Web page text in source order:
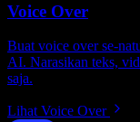
Voice Over
Buat voice over se-
AI. Narasikan teks,
saja.
Lihat Voice Over